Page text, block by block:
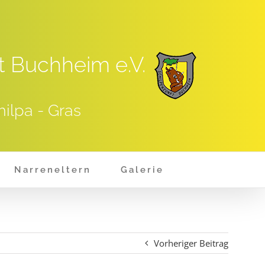
e.V.
- Gras
Narreneltern Galerie
Vorheriger Beitrag